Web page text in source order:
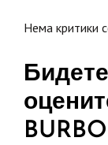
Нема критики